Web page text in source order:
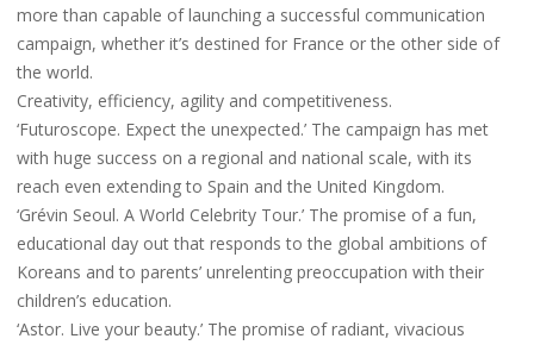
more than capable of launching a successful communication
campaign, whether it’s destined for France or the other side of
the world.
Creativity, efficiency, agility and competitiveness.
‘Futuroscope. Expect the unexpected.’ The campaign has met
with huge success on a regional and national scale, with its
reach even extending to Spain and the United Kingdom.
‘Grévin Seoul. A World Celebrity Tour.’ The promise of a fun,
educational day out that responds to the global ambitions of
Koreans and to parents’ unrelenting preoccupation with their
children’s education.
‘Astor. Live your beauty.’ The promise of radiant, vivacious